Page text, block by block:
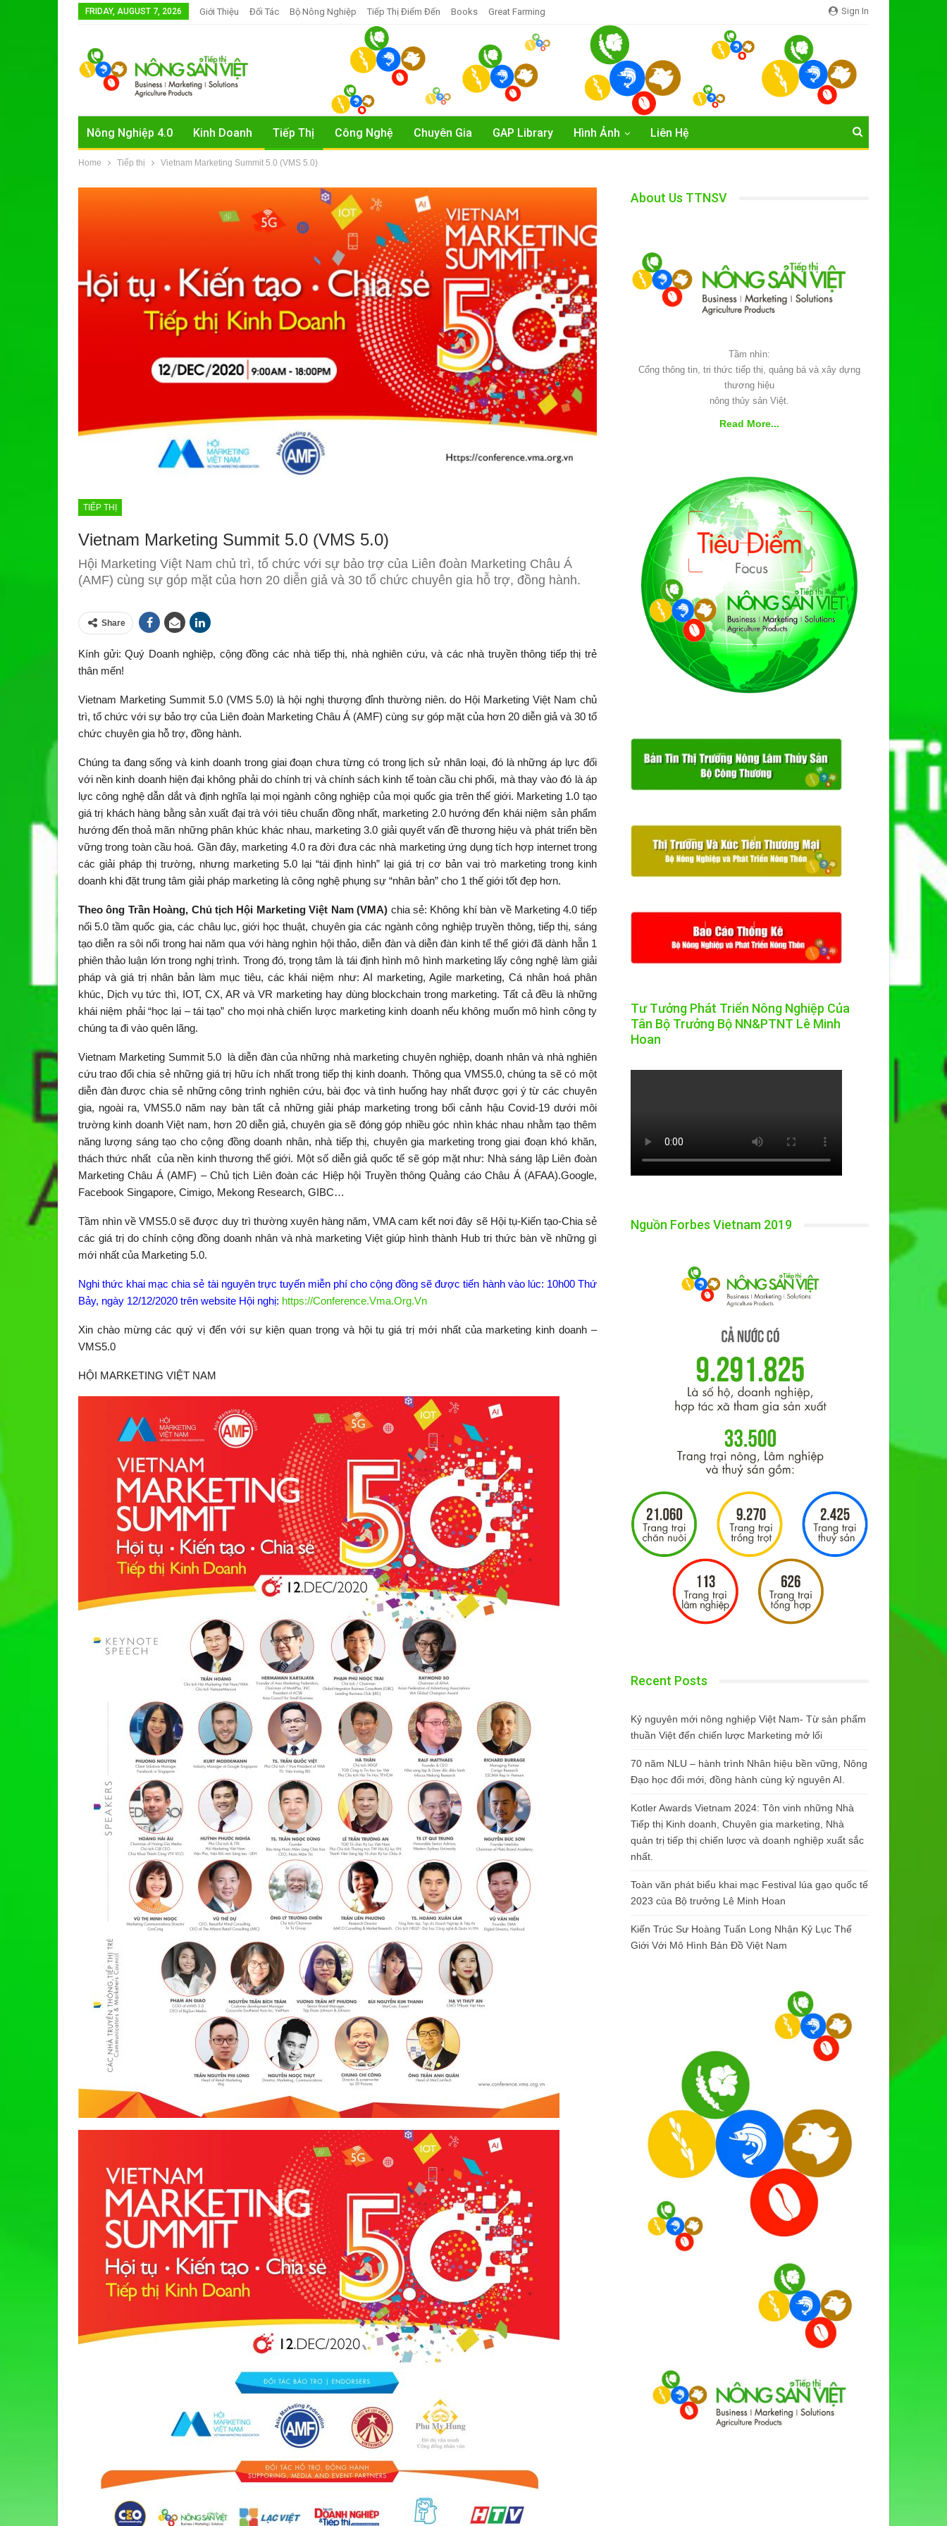
Sign In
FRIDAY, AUGUST 7, 2026 Giới Thiệu Đối Tác Bộ Nông Nghiệp Tiếp Thị Điểm Đến Books Great Farming
Nông Nghiệp 4.0 Kinh Doanh Tiếp Thị Công Nghệ Chuyên Gia GAP Library Hình Ảnh Liên Hệ
Home Tiếp thị Vietnam Marketing Summit 5.0 (VMS 5.0)
TIẾP THỊ
Vietnam Marketing Summit 5.0 (VMS 5.0)
Hội Marketing Việt Nam chủ trì, tổ chức với sự bảo trợ của Liên đoàn Marketing Châu Á
(AMF) cùng sự góp mặt của hơn 20 diễn giả và 30 tổ chức chuyên gia hỗ trợ, đồng hành.
Share
Kính gửi: Quý Doanh nghiệp, cộng đồng các nhà tiếp thị, nhà nghiên cứu, và các nhà truyền thông tiếp thị trẻ
thân mến!
Vietnam Marketing Summit 5.0 (VMS 5.0) là hội nghị thượng đỉnh thường niên. do Hội Marketing Việt Nam chủ
trì, tổ chức với sự bảo trợ của Liên đoàn Marketing Châu Á (AMF) cùng sự góp mặt của hơn 20 diễn giả và 30 tổ
chức chuyên gia hỗ trợ, đồng hành.
Chúng ta đang sống và kinh doanh trong giai đoạn chưa từng có trong lịch sử nhân loại, đó là những áp lực đối
với nền kinh doanh hiện đại không phải do chính trị và chính sách kinh tế toàn cầu chi phối, mà thay vào đó là áp
lực công nghệ dẫn dắt và định nghĩa lại mọi ngành công nghiệp của mọi quốc gia trên thế giới. Marketing 1.0 tạo
giá trị khách hàng bằng sản xuất đại trà với tiêu chuẩn đồng nhất, marketing 2.0 hướng đến khái niệm sản phẩm
hướng đến thoả mãn những phân khúc khác nhau, marketing 3.0 giải quyết vấn đề thương hiệu và phát triển bền
vững trong toàn cầu hoá. Gần đây, marketing 4.0 ra đời đưa các nhà marketing ứng dụng tích hợp internet trong
các giải pháp thị trường, nhưng marketing 5.0 lại “tái định hình” lại giá trị cơ bản vai trò marketing trong kinh
doanh khi đặt trung tâm giải pháp marketing là công nghệ phụng sự “nhân bản” cho 1 thế giới tốt đẹp hơn.
Theo ông Trần Hoàng, Chủ tịch Hội Marketing Việt Nam (VMA) chia sẻ: Không khí bàn về Marketing 4.0 tiếp
nối 5.0 tầm quốc gia, các châu lục, giới học thuật, chuyên gia các ngành công nghiệp truyền thông, tiếp thị, sáng
tạo diễn ra sôi nổi trong hai năm qua với hàng nghìn hội thảo, diễn đàn và diễn đàn kinh tế thế giới đã dành hẵn 1
phiên thảo luận lớn trong nghị trình. Trong đó, trọng tâm là tái định hình mô hình marketing lấy công nghệ làm giải
pháp và giá trị nhân bản làm mục tiêu, các khái niệm như: AI marketing, Agile marketing, Cá nhân hoá phân
khúc, Dịch vụ tức thì, IOT, CX, AR và VR marketing hay dùng blockchain trong marketing. Tất cả đều là những
khái niệm phải “học lại – tái tạo” cho mọi nhà chiến lược marketing kinh doanh nếu không muốn mô hình công ty
chúng ta đi vào quên lãng.
Vietnam Marketing Summit 5.0 là diễn đàn của những nhà marketing chuyên nghiệp, doanh nhân và nhà nghiên
cứu trao đổi chia sẻ những giá trị hữu ích nhất trong tiếp thị kinh doanh. Thông qua VMS5.0, chúng ta sẽ có một
diễn đàn được chia sẻ những công trình nghiên cứu, bài đọc và tình huống hay nhất được gợi ý từ các chuyên
gia, ngoài ra, VMS5.0 năm nay bàn tất cả những giải pháp marketing trong bối cảnh hậu Covid-19 dưới môi
trường kinh doanh Việt nam, hơn 20 diễn giả, chuyên gia sẽ đóng góp nhiều góc nhìn khác nhau nhằm tạo thêm
năng lượng sáng tạo cho cộng đồng doanh nhân, nhà tiếp thị, chuyên gia marketing trong giai đoạn khó khăn,
thách thức nhất của nền kinh thương thế giới. Một số diễn giả quốc tế sẽ góp mặt như: Nhà sáng lập Liên đoàn
Marketing Châu Á (AMF) – Chủ tịch Liên đoàn các Hiệp hội Truyền thông Quảng cáo Châu Á (AFAA).Google,
Facebook Singapore, Cimigo, Mekong Research, GIBC…
Tầm nhìn về VMS5.0 sẽ được duy trì thường xuyên hàng năm, VMA cam kết nơi đây sẽ Hội tụ-Kiến tạo-Chia sẻ
các giá trị do chính cộng đồng doanh nhân và nhà marketing Việt giúp hình thành Hub tri thức bàn về những gì
mới nhất của Marketing 5.0.
Nghi thức khai mạc chia sẻ tài nguyên trực tuyến miễn phí cho cộng đồng sẽ được tiến hành vào lúc: 10h00 Thứ
Bảy, ngày 12/12/2020 trên website Hội nghị: https://Conference.Vma.Org.Vn
Xin chào mừng các quý vị đến với sự kiện quan trọng và hội tụ giá trị mới nhất của marketing kinh doanh –
VMS5.0
HỘI MARKETING VIỆT NAM
About Us TTNSV
Tầm nhìn:
Cổng thông tin, tri thức tiếp thị, quảng bá và xây dựng
thương hiệu
nông thủy sản Việt.
Read More...
Tư Tưởng Phát Triển Nông Nghiệp Của
Tân Bộ Trưởng Bộ NN&PTNT Lê Minh
Hoan
Nguồn Forbes Vietnam 2019
Recent Posts
Kỷ nguyên mới nông nghiệp Việt Nam- Từ sản phẩm
thuần Việt đến chiến lược Marketing mở lối
70 năm NLU – hành trình Nhân hiệu bền vững, Nông
Đạo học đổi mới, đồng hành cùng kỷ nguyên AI.
Kotler Awards Vietnam 2024: Tôn vinh những Nhà
Tiếp thị Kinh doanh, Chuyên gia marketing, Nhà
quản trị tiếp thị chiến lược và doanh nghiệp xuất sắc
nhất.
Toàn văn phát biểu khai mạc Festival lúa gạo quốc tế
2023 của Bộ trưởng Lê Minh Hoan
Kiến Trúc Sư Hoàng Tuấn Long Nhận Kỷ Lục Thế
Giới Với Mô Hình Bản Đồ Việt Nam